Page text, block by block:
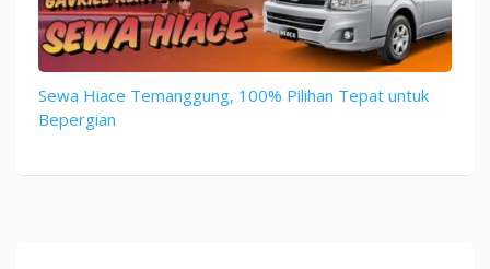
Sewa Hiace Temanggung, 100% Pilihan Tepat untuk
Bepergian